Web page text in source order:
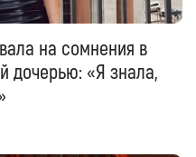
на сомнения в
дочерью: «Я знала,